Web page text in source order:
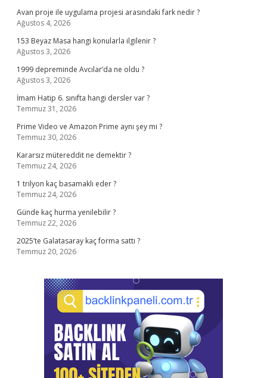
Avan proje ile uygulama projesi arasındaki fark nedir ?
Ağustos 4, 2026
153 Beyaz Masa hangi konularla ilgilenir ?
Ağustos 3, 2026
1999 depreminde Avcılar’da ne oldu ?
Ağustos 3, 2026
İmam Hatip 6. sınıfta hangi dersler var ?
Temmuz 31, 2026
Prime Video ve Amazon Prime aynı şey mi ?
Temmuz 30, 2026
Kararsız mütereddit ne demektir ?
Temmuz 24, 2026
1 trilyon kaç basamaklı eder ?
Temmuz 24, 2026
Günde kaç hurma yenilebilir ?
Temmuz 22, 2026
2025’te Galatasaray kaç forma sattı ?
Temmuz 20, 2026